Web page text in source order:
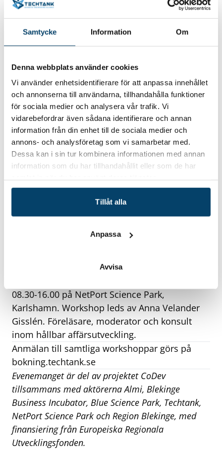
Samtycke Information Om
Denna webbplats använder cookies
Vi använder enhetsidentifierare för att anpassa innehållet
och annonserna till användarna, tillhandahålla funktioner
för sociala medier och analysera vår trafik. Vi
vidarebefordrar även sådana identifierare och annan
information från din enhet till de sociala medier och
annons- och analysföretag som vi samarbetar med.
Dessa kan i sin tur kombinera informationen med annan
information som du har tillhandahållit eller som de har
Tillåt alla
Anpassa
Avvisa
NetPort Science Park, Karlshamn. Workshop
leds av Anna Frankzen Starrin.
Kulturantropolog och trendanalytiker.
Workshop 3: Att driva digital
transformation
Välkommen till workshop innehållande
inspiration, exempel och vägledning för att
bättre kunna leda sina egna verksamheter mot
och genom ökad digitalisering. Tisdag 18/10,
kl. 08.30-16.00 på Ronneby Brunn hotell.
Workshop leds av David Ståhlberg.
Organisationskonsult, författare och prisad
föreläsare.
Workshop 4: Hållbar affärsutveckling
börjar med design
Få förståelse för hur organisationer behöver
lång sikt även i tider som präglas av snabb
08.30-16.00 på NetPort Science Park,
Karlshamn. Workshop leds av Anna Velander
Gisslén. Föreläsare, moderator och konsult
inom hållbar affärsutveckling.
Anmälan till samtliga workshoppar görs på
bokning.techtank.se
Evenemanget är del av projektet CoDev
tillsammans med aktörerna Almi, Blekinge
Business Incubator, Blue Science Park, Techtank,
NetPort Science Park och Region Blekinge, med
finansiering från Europeiska Regionala
Utvecklingsfonden.